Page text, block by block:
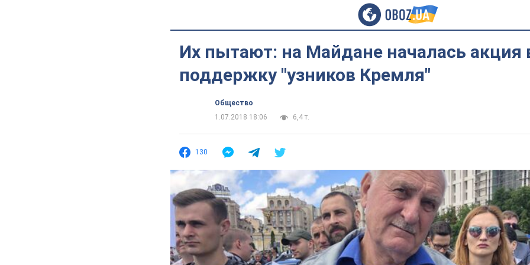
Их пытают: на Майдане началась акция
поддержку "узников Кремля"
Общество
1.07.2018 18:06
6,4 т.
130